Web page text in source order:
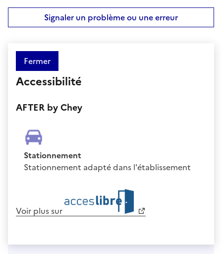
Signaler un problème ou une erreur
Fermer
Accessibilité
AFTER by Chey
Stationnement
Stationnement adapté dans l'établissement
Voir plus sur